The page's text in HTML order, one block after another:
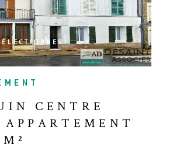
CENTRE
VOIR LE BIEN